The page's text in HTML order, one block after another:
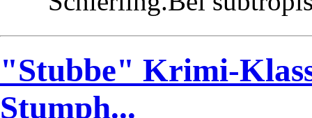
"Stubbe" Krimi-
Stumph...